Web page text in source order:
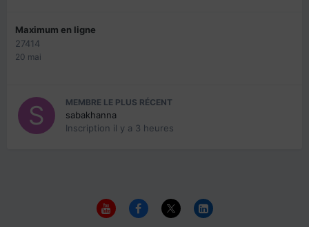
Maximum en ligne
27414
20 mai
MEMBRE LE PLUS RÉCENT
sabakhanna
Inscription il y a 3 heures